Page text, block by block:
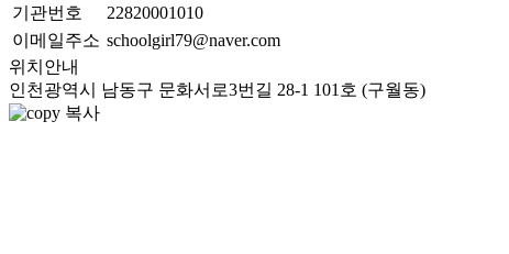
기관번호
22820001010
이메일주소 schoolgirl79@naver.com
위치안내
인천광역시 남동구 문화서로3번길 28-1 101호 (구월동)
복사